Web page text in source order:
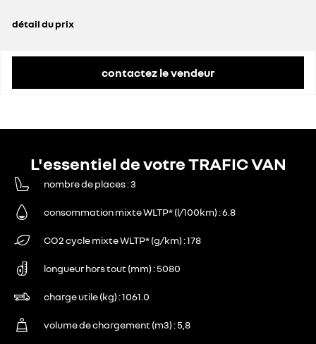
détail du prix
contactez le vendeur
L'essentiel de votre TRAFIC VAN
nombre de places 3
consommation mixte WLTP* (l/100km) 6.8
CO2 cycle mixte WLTP* (g/km) 178
longueur hors tout (mm) 5080
charge utile (kg) 1061.0
volume de chargement (m3) 5,8